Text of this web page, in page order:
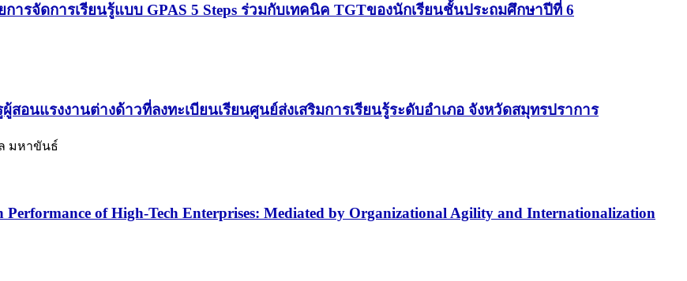
รจัดการเรียนรู้แบบ GPAS 5 Steps ร่วมกับเทคนิค TGTของนักเรียนชั้นประถมศึกษาปีที่ 6
นแรงงานต่างด้าวที่ลงทะเบียนเรียนศูนย์ส่งเสริมการเรียนรู้ระดับอำเภอ จังหวัดสมุทรปราการ
มหาขันธ์
of High-Tech Enterprises: Mediated by Organizational Agility and Internationalization